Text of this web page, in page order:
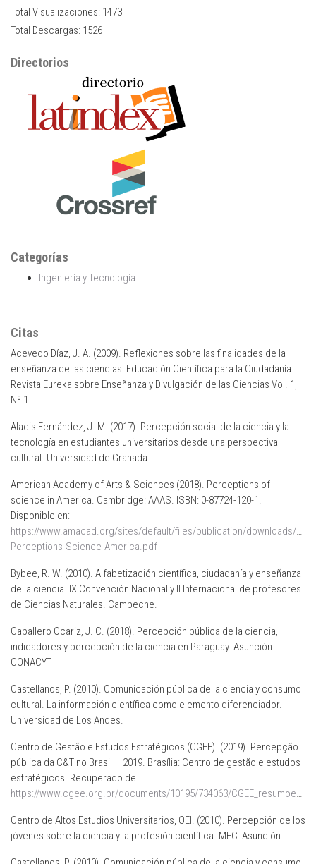
Categorías
Ingeniería y Tecnología
Total Visualizaciones: 1473
Total Descargas: 1526
Directorios
Citas
Acevedo Díaz, J. A. (2009). Reflexiones sobre las finalidades de la
enseñanza de las ciencias: Educación Científica para la Ciudadanía.
Revista Eureka sobre Enseñanza y Divulgación de las Ciencias Vol. 1,
Nº 1.
Alacis Fernández, J. M. (2017). Percepción social de la ciencia y la
tecnología en estudiantes universitarios desde una perspectiva
cultural. Universidad de Granada.
American Academy of Arts & Sciences (2018). Perceptions of
science in America. Cambridge: AAAS. ISBN: 0-87724-120-1.
Disponible en:
https://www.amacad.org/sites/default/files/publication/downloads/
Perceptions-Science-America.pdf
Bybee, R. W. (2010). Alfabetización científica, ciudadanía y enseñanza
de la ciencia. IX Convención Nacional y II Internacional de profesores
de Ciencias Naturales. Campeche.
Caballero Ocariz, J. C. (2018). Percepción pública de la ciencia,
indicadores y percepción de la ciencia en Paraguay. Asunción:
CONACYT
Castellanos, P. (2010). Comunicación pública de la ciencia y consumo
cultural. La información científica como elemento diferenciador.
Universidad de Los Andes.
Centro de Gestão e Estudos Estratégicos (CGEE). (2019). Percepção
pública da C&T no Brasil – 2019. Brasília: Centro de gestão e estudos
estratégicos. Recuperado de
https://www.cgee.org.br/documents/10195/734063/CGEE_resumoexecutivo_Percepcao_pub_CT.pdf
Centro de Altos Estudios Universitarios, OEI. (2010). Percepción de los
jóvenes sobre la ciencia y la profesión científica. MEC: Asunción